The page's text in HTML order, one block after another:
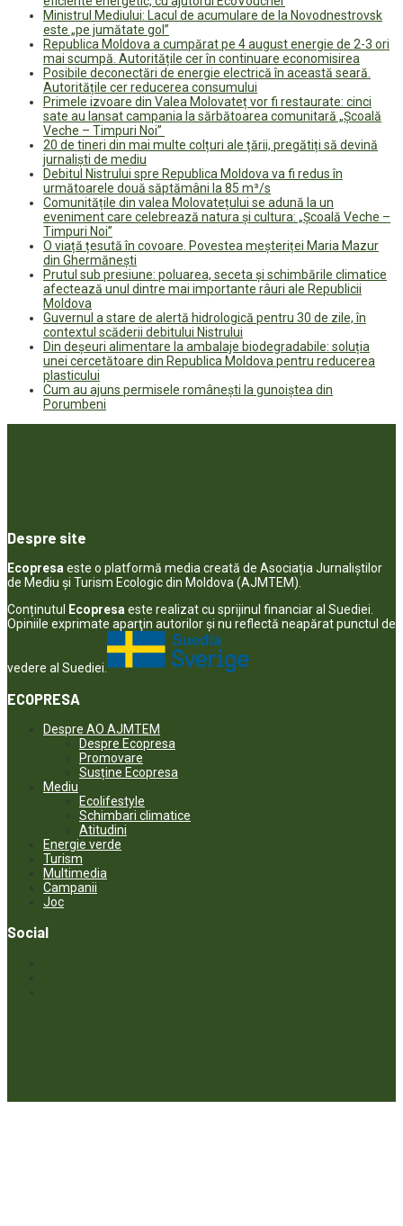
Ministrul Mediului: Lacul de acumulare de la Novodnestrovsk
este „pe jumătate gol”
Republica Moldova a cumpărat pe 4 august energie de 2-3 ori
mai scumpă. Autoritățile cer în continuare economisirea
Posibile deconectări de energie electrică în această seară.
Autoritățile cer reducerea consumului
Primele izvoare din Valea Molovateț vor fi restaurate: cinci
sate au lansat campania la sărbătoarea comunitară „Școală
Veche – Timpuri Noi”
20 de tineri din mai multe colțuri ale țării, pregătiți să devină
jurnaliști de mediu
Debitul Nistrului spre Republica Moldova va fi redus în
următoarele două săptămâni la 85 m³/s
Comunitățile din valea Molovatețului se adună la un
eveniment care celebrează natura și cultura: „Școală Veche –
Timpuri Noi”
O viață țesută în covoare. Povestea meșteriței Maria Mazur
din Ghermănești
Prutul sub presiune: poluarea, seceta și schimbările climatice
afectează unul dintre mai importante râuri ale Republicii
Moldova
Guvernul a stare de alertă hidrologică pentru 30 de zile, în
contextul scăderii debitului Nistrului
Din deșeuri alimentare la ambalaje biodegradabile: soluția
unei cercetătoare din Republica Moldova pentru reducerea
plasticului
Cum au ajuns permisele românești la gunoiștea din
Porumbeni
Despre site
Ecopresa este o platformă media creată de Asociația Jurnaliștilor
de Mediu și Turism Ecologic din Moldova (AJMTEM).
Conținutul
Ecopresa este realizat cu sprijinul financiar al Suediei.
Opiniile exprimate aparţin autorilor şi nu reflectă neapărat punctul de
vedere al Suediei.
ECOPRESA
Despre AO AJMTEM
Despre Ecopresa
Promovare
Susține Ecopresa
Mediu
Ecolifestyle
Schimbari climatice
Atitudini
Energie verde
Turism
Multimedia
Campanii
Joc
Social